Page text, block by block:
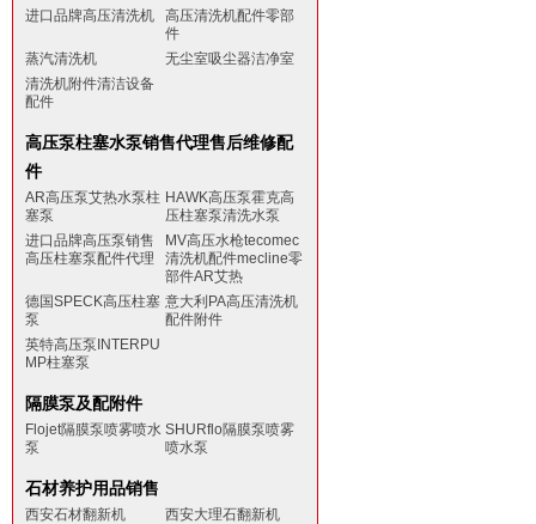
进口品牌高压清洗机
高压清洗机配件零部
件
蒸汽清洗机
无尘室吸尘器洁净室
清洗机附件清洁设备
配件
高压泵柱塞水泵销售代理售后维修配
件
AR高压泵艾热水泵柱
塞泵
HAWK高压泵霍克高
压柱塞泵清洗水泵
进口品牌高压泵销售
高压柱塞泵配件代理
MV高压水枪tecomec
清洗机配件mecline零
部件AR艾热
德国SPECK高压柱塞
泵
意大利PA高压清洗机
配件附件
英特高压泵INTERPU
MP柱塞泵
隔膜泵及配附件
Flojet隔膜泵喷雾喷水
泵
SHURflo隔膜泵喷雾
喷水泵
石材养护用品销售
西安石材翻新机
西安大理石翻新机